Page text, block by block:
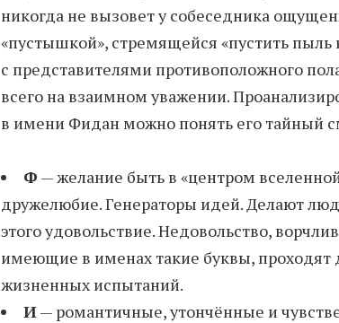
никогда не вызовет у собеседника
«пустышкой», стремящейся «пустить пыль
с представителями противоположного
всего на взаимном уважении.
в имени Фидан можно понять его тайный
Ф — желание быть в «центром
дружелюбие. Генераторы идей. Делают
этого удовольствие. Недовольство,
имеющие в именах такие буквы, проходят
жизненных испытаний.
И— романтичные, утончённые и